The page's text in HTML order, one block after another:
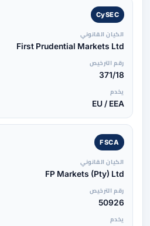
CySEC
الكيان القانوني
First Prudential Markets Ltd
رقم الترخيص
371/18
يخدم
EU / EEA
FSCA
الكيان القانوني
FP Markets (Pty) Ltd
رقم الترخيص
50926
يخدم